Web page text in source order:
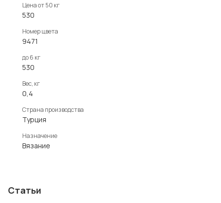
Цена от 50 кг
530
Номер цвета
9471
до 6 кг
530
Вес, кг
0,4
Страна производства
Турция
Назначение
Вязание
Статьи